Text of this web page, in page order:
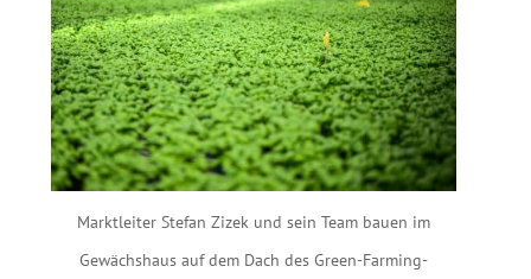
Marktleiter Stefan Zizek und sein Team bauen im
Gewächshaus auf dem Dach des Green-Farming-